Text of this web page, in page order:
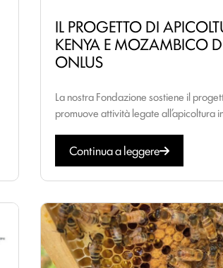
IL PROGETTO DI
KENYA E MOZAMBICO
ONLUS
La nostra Fondazione sostiene il
promuove attività legate all’apicoltura
Continua a leggere